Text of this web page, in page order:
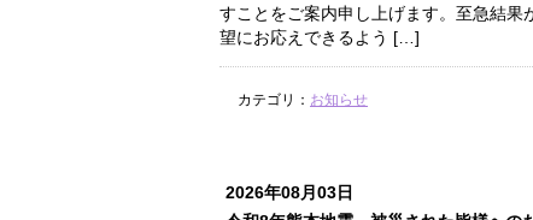
すことをご案内申し上げます。至急結
望にお応えできるよう […]
カテゴリ： お知らせ
2026年08月03日